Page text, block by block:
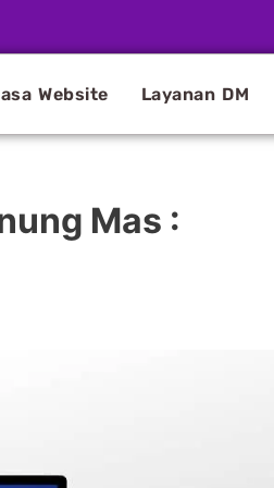
Website Layanan DM
Mas :